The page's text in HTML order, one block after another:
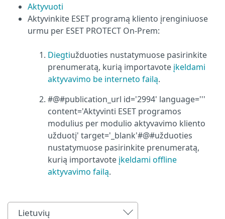
Aktyvuoti
Aktyvinkite ESET programą kliento įrenginiuose
urmu per ESET PROTECT On-Prem:
Diegtiužduoties nustatymuose pasirinkite
prenumeratą, kurią importavote įkeldami
aktyvavimo be interneto failą.
#@#publication_url id='2994' language='''
content='Aktyvinti ESET programos
modulius per modulio aktyvavimo kliento
užduotį' target='_blank'#@#užduoties
nustatymuose pasirinkite prenumeratą,
kurią importavote įkeldami offline
aktyvavimo failą.
Lietuvių